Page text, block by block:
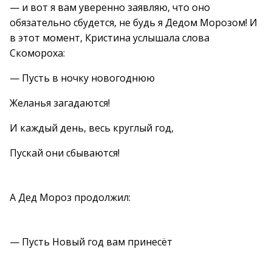
— и вот я вам уверенно заявляю, что оно
обязательно сбудется, не будь я Дедом Морозом! И
в этот момент, Кристина услышала слова
Скомороха:
— Пусть в ночку новогоднюю
Желанья загадаются!
И каждый день, весь круглый год,
Пускай они сбываются!
А Дед Мороз продолжил:
— Пусть Новый год вам принесёт